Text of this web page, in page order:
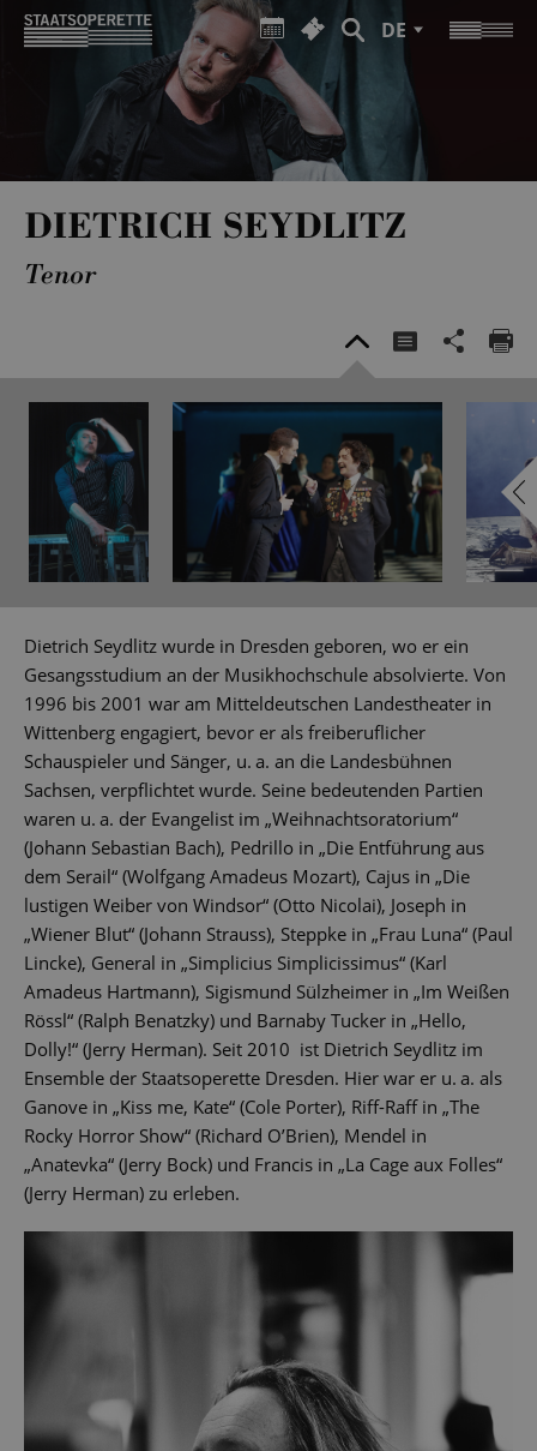
DE
DIETRICH SEYDLITZ
Tenor
Dietrich Seydlitz wurde in Dresden geboren, wo er ein
Gesangsstudium an der Musikhochschule absolvierte. Von
1996 bis 2001 war am Mitteldeutschen Landestheater in
Wittenberg engagiert, bevor er als freiberuflicher
Schauspieler und Sänger, u. a. an die Landesbühnen
Sachsen, verpflichtet wurde. Seine bedeutenden Partien
waren u. a. der Evangelist im „Weihnachtsoratorium“
(Johann Sebastian Bach), Pedrillo in „Die Entführung aus
dem Serail“ (Wolfgang Amadeus Mozart), Cajus in „Die
lustigen Weiber von Windsor“ (Otto Nicolai), Joseph in
„Wiener Blut“ (Johann Strauss), Steppke in „Frau Luna“ (Paul
Lincke), General in „Simplicius Simplicissimus“ (Karl
Amadeus Hartmann), Sigismund Sülzheimer in „Im Weißen
Rössl“ (Ralph Benatzky) und Barnaby Tucker in „Hello,
Dolly!“ (Jerry Herman). Seit 2010 ist Dietrich Seydlitz im
Ensemble der Staatsoperette Dresden. Hier war er u. a. als
Ganove in „Kiss me, Kate“ (Cole Porter), Riff-Raff in „The
Rocky Horror Show“ (Richard O’Brien), Mendel in
„Anatevka“ (Jerry Bock) und Francis in „La Cage aux Folles“
(Jerry Herman) zu erleben.